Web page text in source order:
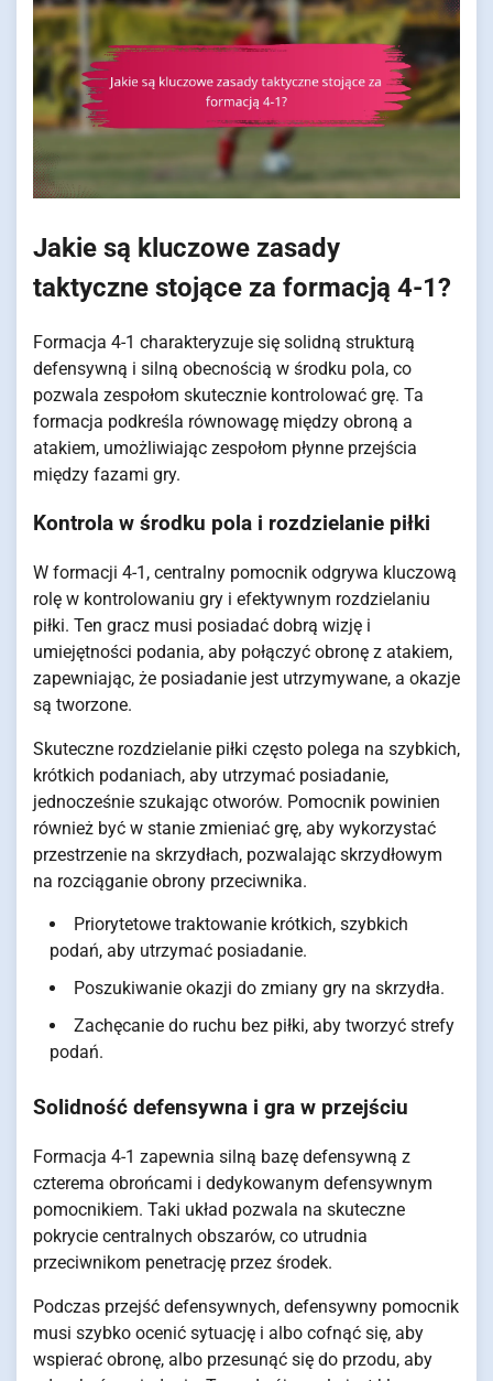
Jakie są kluczowe zasady
taktyczne stojące za formacją 4-1?
Formacja 4-1 charakteryzuje się solidną strukturą
defensywną i silną obecnością w środku pola, co
pozwala zespołom skutecznie kontrolować grę. Ta
formacja podkreśla równowagę między obroną a
atakiem, umożliwiając zespołom płynne przejścia
między fazami gry.
Kontrola w środku pola i rozdzielanie piłki
W formacji 4-1, centralny pomocnik odgrywa kluczową
rolę w kontrolowaniu gry i efektywnym rozdzielaniu
piłki. Ten gracz musi posiadać dobrą wizję i
umiejętności podania, aby połączyć obronę z atakiem,
zapewniając, że posiadanie jest utrzymywane, a okazje
są tworzone.
Skuteczne rozdzielanie piłki często polega na szybkich,
krótkich podaniach, aby utrzymać posiadanie,
jednocześnie szukając otworów. Pomocnik powinien
również być w stanie zmieniać grę, aby wykorzystać
przestrzenie na skrzydłach, pozwalając skrzydłowym
na rozciąganie obrony przeciwnika.
Priorytetowe traktowanie krótkich, szybkich
podań, aby utrzymać posiadanie.
Poszukiwanie okazji do zmiany gry na skrzydła.
Zachęcanie do ruchu bez piłki, aby tworzyć strefy
podań.
Solidność defensywna i gra w przejściu
Formacja 4-1 zapewnia silną bazę defensywną z
czterema obrońcami i dedykowanym defensywnym
pomocnikiem. Taki układ pozwala na skuteczne
pokrycie centralnych obszarów, co utrudnia
przeciwnikom penetrację przez środek.
Podczas przejść defensywnych, defensywny pomocnik
musi szybko ocenić sytuację i albo cofnąć się, aby
wspierać obronę, albo przesunąć się do przodu, aby